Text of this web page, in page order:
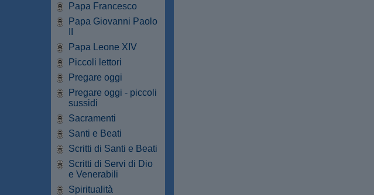
Papa Francesco
Papa Giovanni Paolo
Papa Leone XIV
Piccoli lettori
Pregare oggi
Pregare oggi - piccoli
sussidi
Sacramenti
Santi e Beati
Scritti di Santi e Beati
Scritti di Servi di Dio
e Venerabili
Spiritualità